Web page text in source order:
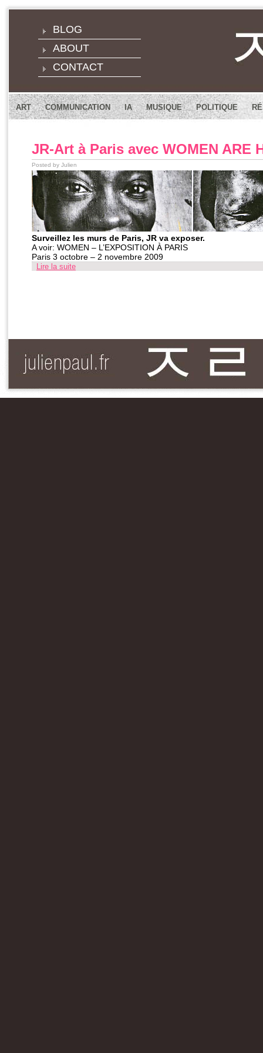
BLOG
ABOUT
CONTACT
ART COMMUNICATION IA MUSIQUE POLITIQUE
JR-Art à Paris avec WOMEN ARE
Posted by Julien
Surveillez les murs de Paris, JR va exposer.
A voir: WOMEN – L’EXPOSITION À PARIS
Paris 3 octobre – 2 novembre 2009
Lire la suite